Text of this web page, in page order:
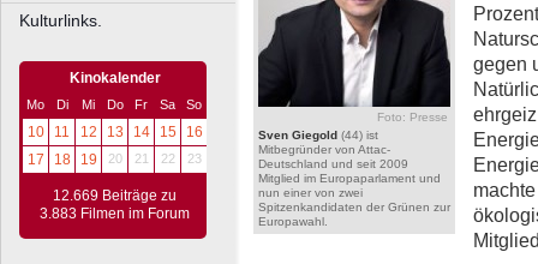
Kulturlinks.
Kinokalender
Mo Di Mi Do Fr Sa So
10 11 12 13 14 15
16
17
18 19 20 21 22 23
12.669 Beiträge zu
3.883 Filmen im Forum
Foto: Presse
Sven Giegold (44) ist
Mitbegründer von Attac-
Deutschland und seit 2009
Mitglied im Europaparlament und
nun einer von zwei
Spitzenkandidaten der Grünen zur
Europawahl.
gegen